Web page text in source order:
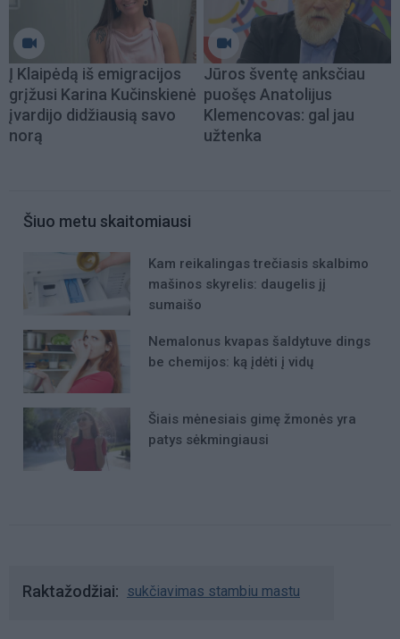
Į Klaipėdą iš emigracijos
grįžusi Karina Kučinskienė
įvardijo didžiausią savo
norą
Jūros šventę anksčiau
puošęs Anatolijus
Klemencovas: gal jau
užtenka
Šiuo metu skaitomiausi
Kam reikalingas trečiasis skalbimo
mašinos skyrelis: daugelis jį
sumaišo
Nemalonus kvapas šaldytuve dings
be chemijos: ką įdėti į vidų
Šiais mėnesiais gimę žmonės yra
patys sėkmingiausi
Raktažodžiai sukčiavimas stambiu mastu